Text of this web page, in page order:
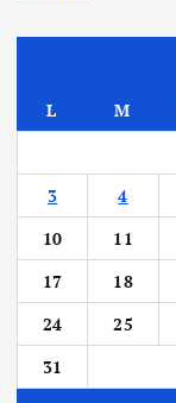
L M
3
4
10
11
17
18
24
25
31